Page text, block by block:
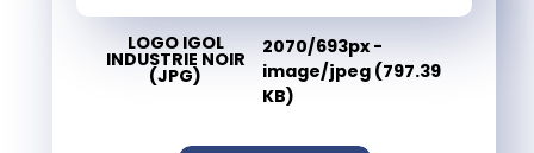
LOGO IGOL
INDUSTRIE NOIR
(JPG)
2070/693px -
image/jpeg (797.39
KB)